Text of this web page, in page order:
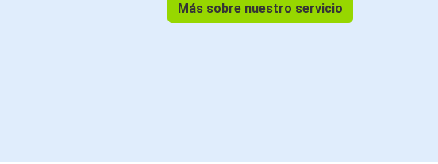
Más sobre nuestro servicio